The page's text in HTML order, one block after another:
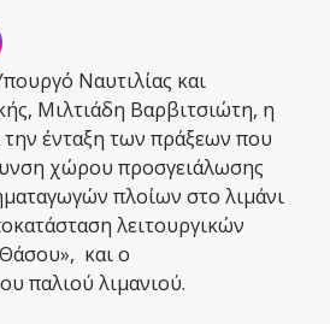
Ναυτιλίας και
Μιλτιάδη Βαρβιτσιώτη, η
ένταξη των πράξεων που
χώρου προσγειάλωσης
πλοίων στο λιμάνι
λειτουργικών
και ο
παλιού λιμανιού.